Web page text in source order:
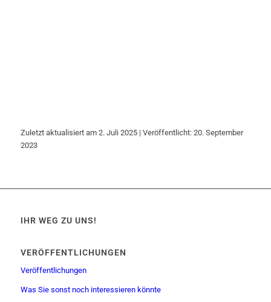
Zuletzt aktualisiert am 2. Juli 2025 | Veröffentlicht: 20. September
2023
IHR WEG ZU UNS!
VERÖFFENTLICHUNGEN
Veröffentlichungen
Was Sie sonst noch interessieren könnte